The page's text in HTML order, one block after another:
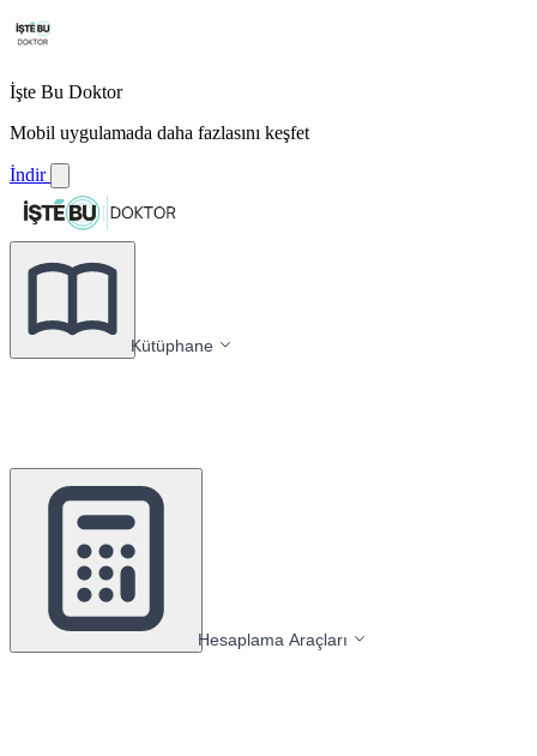
İşte Bu Doktor
Mobil uygulamada daha fazlasını keşfet
İndir
Kütüphane
Hesaplama Araçları